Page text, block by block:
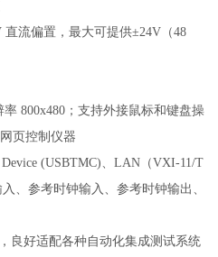
直流偏置，最大可提供±24V （48
率 800x480 ；支持外接鼠标和键盘操
页控制仪器
(USBTMC) 、LAN （VXI-11/T
、参考时钟输入、参考时钟输出、
良好适配各种自动化集成测试系统